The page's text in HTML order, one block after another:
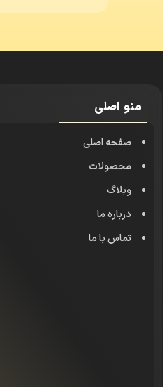
منو اصلی
صفحه اصلی
محصولات
وبلاگ
درباره ما
تماس با ما